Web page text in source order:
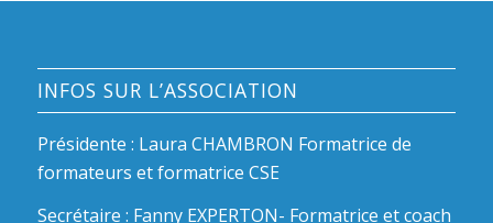
INFOS SUR L’ASSOCIATION
Présidente : Laura CHAMBRON Formatrice de
formateurs et formatrice CSE
Secrétaire : Fanny EXPERTON- Formatrice et coach